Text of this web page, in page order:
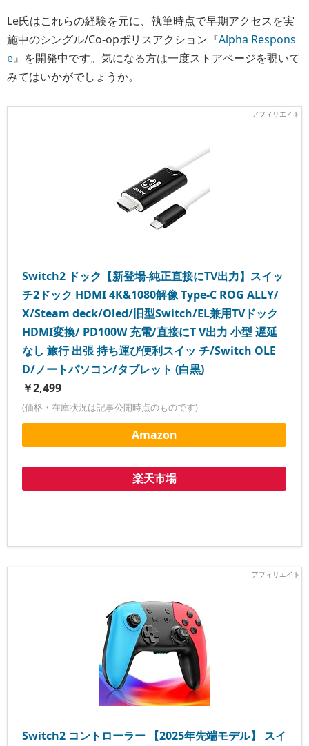
Le氏はこれらの経験を元に、執筆時点で早期アクセスを実
施中のシングル/Co-opポリスアクション『Alpha Respons
e』を開発中です。気になる方は一度ストアページを覗いて
みてはいかがでしょうか。
Switch2 ドック【新登場-純正直接にTV出力】スイッ
チ2ドック HDMI 4K&1080解像 Type-C ROG ALLY/
X/Steam deck/Oled/旧型Switch/EL兼用TVドック
HDMI変換/ PD100W 充電/直接にT V出力 小型 遅延
なし 旅行 出張 持ち運び便利スイッ チ/Switch OLE
D/ノートパソコン/タブレット (白黒)
￥2,499
(価格・在庫状況は記事公開時点のものです)
Amazon
楽天市場
Switch2 コントローラー 【2025年先端モデル】 スイ